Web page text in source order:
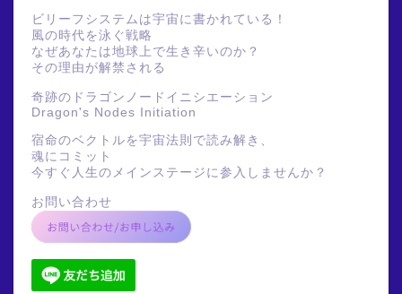
ビリーフシステムは宇宙に書かれている！
風の時代を泳ぐ戦略
なぜあなたは地球上で生き辛いのか？
その理由が解禁される
奇跡のドラゴンノードイニシエーション
Dragon's Nodes Initiation
宿命のベクトルを宇宙法則で読み解き、
魂にコミット
今すぐ人生のメインステージに参入しませんか？
お問い合わせ